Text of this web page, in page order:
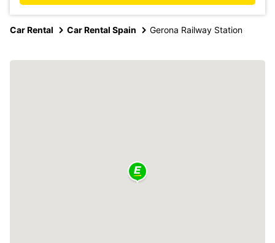
Car Rental Car Rental Spain Gerona Railway Station